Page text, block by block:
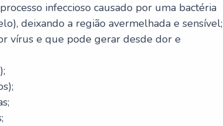
infeccioso causado por uma bactéria
deixando a região avermelhada e sensível;
vírus e que pode gerar desde dor e